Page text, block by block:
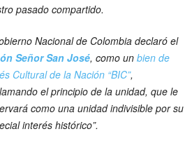
pasado compartido.
Nacional de Colombia declaró el
Señor San José, como un bien de
Cultural de la Nación “BIC”,
el principio de la unidad, que le
como una unidad indivisible por su
interés histórico”.